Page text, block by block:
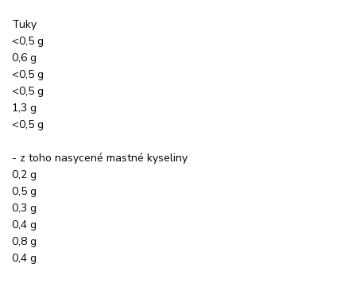
Tuky
<0,5 g
0,6 g
<0,5 g
<0,5 g
1,3 g
<0,5 g
- z toho nasycené mastné kyseliny
0,2 g
0,5 g
0,3 g
0,4 g
0,8 g
0,4 g